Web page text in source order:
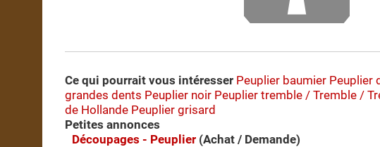
Ce qui pourrait vous intéresser Peuplier baumier Peuplier
grandes dents Peuplier noir Peuplier tremble / Tremble /
de Hollande Peuplier grisard
Petites annonces
Découpages - Peuplier (Achat / Demande)